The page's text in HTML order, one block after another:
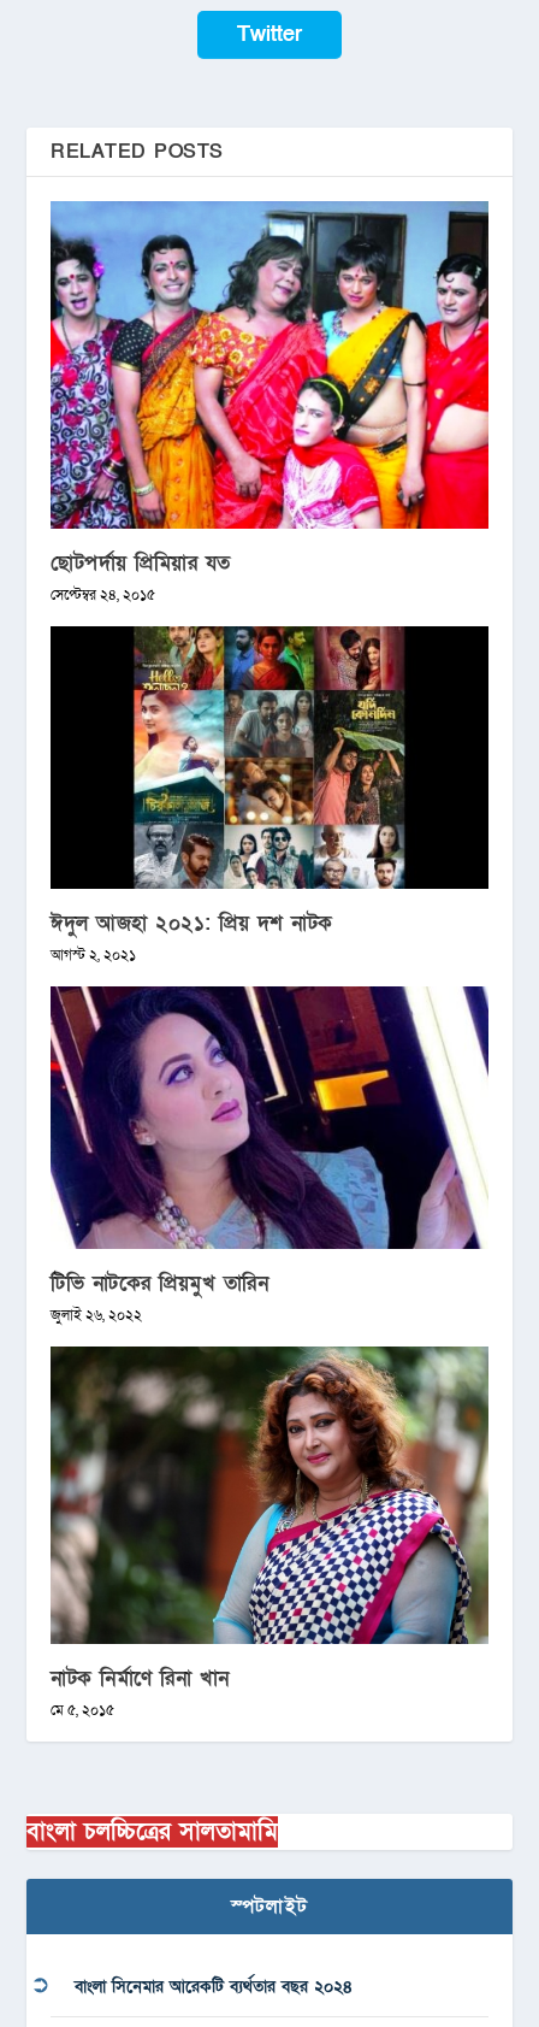
Twitter
RELATED POSTS
ছোটপর্দায় প্রিমিয়ার যত
সেপ্টেম্বর ২৪, ২০১৫
ঈদুল আজহা ২০২১: প্রিয় দশ নাটক
আগস্ট ২, ২০২১
টিভি নাটকের প্রিয়মুখ তারিন
জুলাই ২৬, ২০২২
নাটক নির্মাণে রিনা খান
মে ৫, ২০১৫
বাংলা চলচ্চিত্রের সালতামামি
স্পটলাইট
বাংলা সিনেমার আরেকটি ব্যর্থতার বছর ২০২৪